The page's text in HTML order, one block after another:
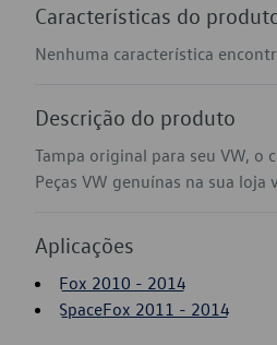
Características do
Nenhuma característica
Descrição do produto
Tampa original para seu VW, o
Peças VW genuínas na sua
Aplicações
Fox 2010 - 2014
SpaceFox 2011 - 2014